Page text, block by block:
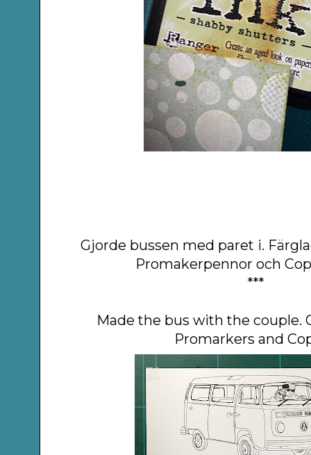
Gjorde bussen med paret i.
Promakerpennor och
***
Made the bus with the couple.
Promarkers and